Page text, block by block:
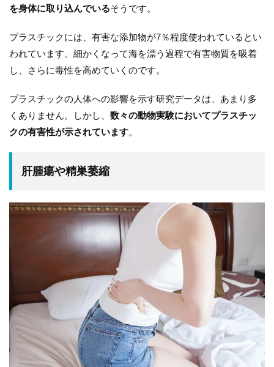
を身体に取り込んでいるそうです。
プラスチックには、有害な添加物が7％程度使われているとい
われています。細かくなって海を漂う過程で有害物質を吸着
し、さらに毒性を高めていくのです。
プラスチックの人体への影響を示す研究データは、あまり多
くありません。しかし、 数々の動物実験においてプラスチッ
クの有害性が示されています。
肝腫瘍や精巣萎縮